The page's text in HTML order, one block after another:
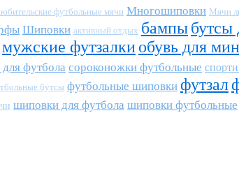
футбольные мячи Многошиповки Мячи
Шиповки активный отдых бампыбутсы
мужские футзалкиобувь для
футбола сороконожки футбольные
бутсы футбольные шиповки футзал
шиповки для футбола шиповки футбольные